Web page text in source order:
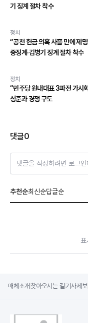
기 징계 절차 착수
정치
“공천 헌금 의혹 사흘 만에 제
중징계·김병기 징계 절차 착수
정치
“민주당 원내대표 3파전 가시
성준과 경쟁 구도
댓글0
댓글을 작성하려면 로그인
추천순최신순답글순
매체소개 찾아오시는 길기사제보